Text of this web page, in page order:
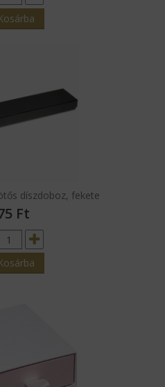
díszdoboz, fekete
Ft